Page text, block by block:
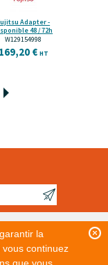
la
continuez
que vous
Adapter -
48 / 72h
W129154998
169,20 € HT